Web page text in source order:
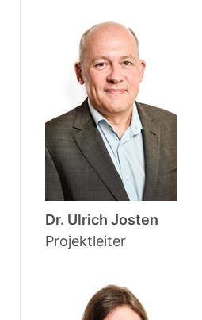
Dr. Ulrich Josten
Projektleiter